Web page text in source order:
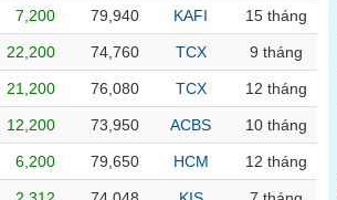
7,200 79,940 KAFI 15 tháng
22,200 74,760 TCX 9 tháng
21,200 76,080 TCX 12 tháng
12,200 73,950 ACBS 10 tháng
6,200 79,650 HCM 12 tháng